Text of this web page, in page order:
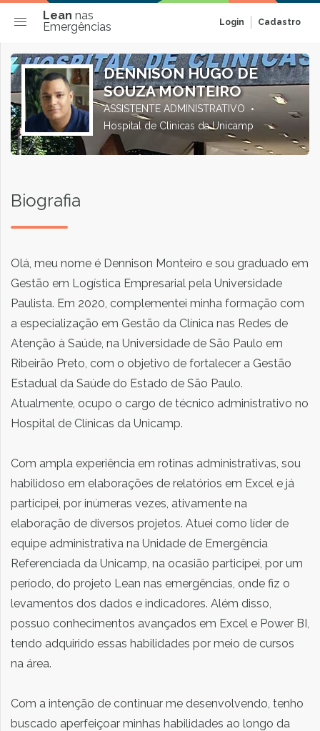
Lean nas
Emergências
Login Cadastro
DENNISON HUGO DE
SOUZA MONTEIRO
ASSISTENTE ADMINISTRATIVO
Hospital de Clinicas da Unicamp
Biografia
Olá, meu nome é Dennison Monteiro e sou graduado em
Gestão em Logística Empresarial pela Universidade
Paulista. Em 2020, complementei minha formação com
a especialização em Gestão da Clínica nas Redes de
Atenção à Saúde, na Universidade de São Paulo em
Ribeirão Preto, com o objetivo de fortalecer a Gestão
Estadual da Saúde do Estado de São Paulo.
Atualmente, ocupo o cargo de técnico administrativo no
Hospital de Clínicas da Unicamp.
Com ampla experiência em rotinas administrativas, sou
habilidoso em elaborações de relatórios em Excel e já
participei, por inúmeras vezes, ativamente na
elaboração de diversos projetos. Atuei como líder de
equipe administrativa na Unidade de Emergência
Referenciada da Unicamp, na ocasião participei, por um
período, do projeto Lean nas emergências, onde fiz o
levamentos dos dados e indicadores. Além disso,
possuo conhecimentos avançados em Excel e Power BI,
tendo adquirido essas habilidades por meio de cursos
na área.
Com a intenção de continuar me desenvolvendo, tenho
buscado aperfeiçoar minhas habilidades ao longo da